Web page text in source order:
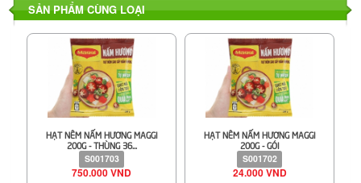
SẢN PHẨM CÙNG LOẠI
HẠT NÊM NẤM HƯƠNG MAGGI
200G - THÙNG 36...
S001703
750.000 VND
HẠT NÊM NẤM HƯƠNG MAGGI
200G - GÓI
S001702
24.000 VND